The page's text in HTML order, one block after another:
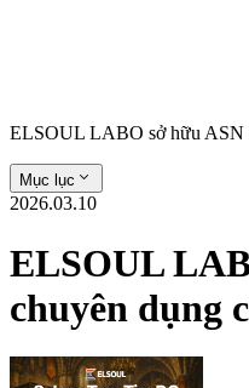
ELSOUL LABO sở hữu ASN
Mục lục
2026.03.10
ELSOUL
chuyên dụng